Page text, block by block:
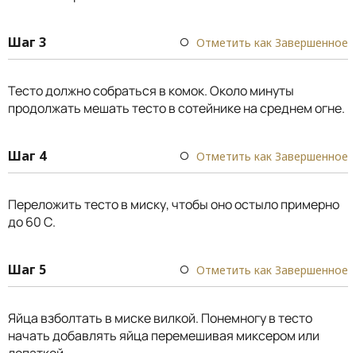
Шаг 3 Отметить как Завершенное
Тесто должно собраться в комок. Около минуты
продолжать мешать тесто в сотейнике на среднем огне.
Шаг 4 Отметить как Завершенное
Переложить тесто в миску, чтобы оно остыло примерно
до 60 С.
Шаг 5 Отметить как Завершенное
Яйца взболтать в миске вилкой. Понемногу в тесто
начать добавлять яйца перемешивая миксером или